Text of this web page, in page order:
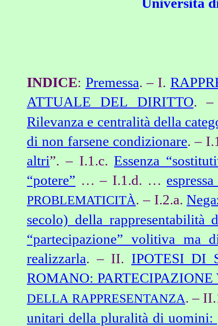
INDICE: Premessa. – I.
ATTUALE DEL DIRITTO.
Rilevanza e centralità della
di non farsene condizionare. –
altri”. – I.1.c.Essenza
“potere” … – I.1.d. …
PROBLEMATICITÀ. – I.2.a.
secolo) della rappresentabilità
“partecipazione” volitiva ma
realizzarla. – II. IPOTESI DI
ROMANO:
DELLA RAPPRESENTANZA.–
unitari della pluralità di uomini: